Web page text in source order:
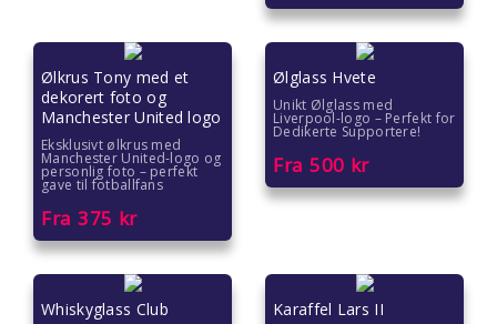
Gave til 60 åring
Gave til 70 åring
Farsdag gave
Eksklusive gaver
Julegavetips
Ølkrus Tony med et
dekorert foto og
Manchester United logo
Eksklusivt ølkrus med
Manchester United-logo og
personlig foto – perfekt
gave til fotballfans
Fra 375 kr
Ølglass Hvete
Unikt Ølglass med
Liverpool-logo – Perfekt for
Dedikerte Supportere!
Fra 500 kr
Whiskyglass Club Karaffel Lars II